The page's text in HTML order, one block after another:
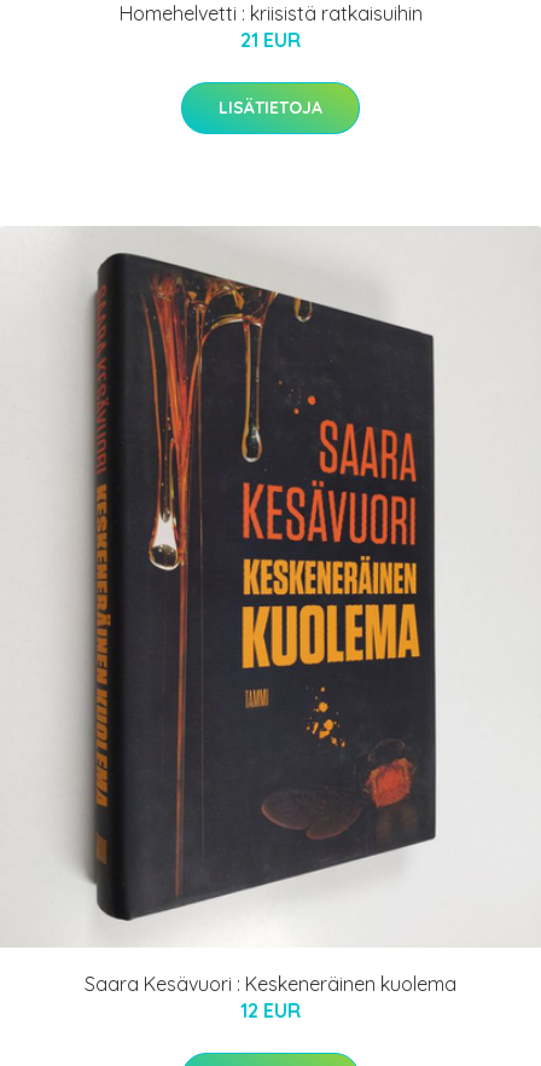
Homehelvetti : kriisistä ratkaisuihin
21 EUR
LISÄTIETOJA
Saara Kesävuori : Keskeneräinen kuolema
12 EUR